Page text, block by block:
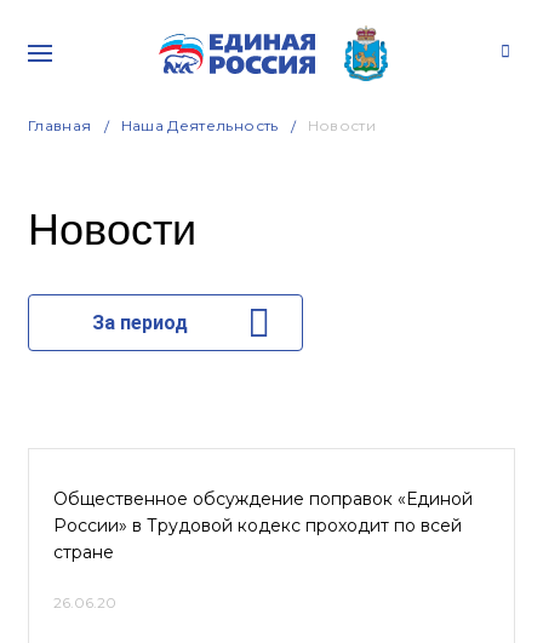
Главная Наша Деятельность Новости
Новости
За период
Общественное обсуждение поправок «Единой
России» в Трудовой кодекс проходит по всей
стране
26.06.20